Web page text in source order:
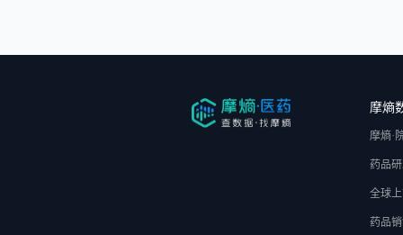
摩熵
摩熵·
药品
全球
药品